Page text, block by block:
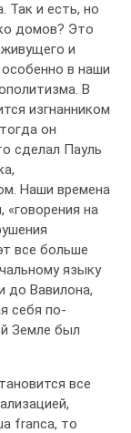
Так и есть, но
домов? Это
и
в наши
В
изгнанником
он
сделал Пауль
Наши времена
«говорения на
все больше
языку
до Вавилона,
себя по-
Земле был
все
franca, то